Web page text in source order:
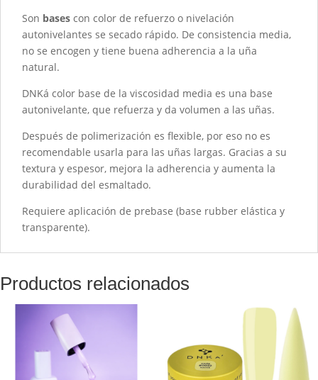
cantidad
Son bases con color de refuerzo o nivelación
autonivelantes se secado rápido. De consistencia media,
no se encogen y tiene buena adherencia a la uña
natural.
DNKá color base de la viscosidad media es una base
autonivelante, que refuerza y da volumen a las uñas.
Después de polimerización es flexible, por eso no es
recomendable usarla para las uñas largas. Gracias a su
textura y espesor, mejora la adherencia y aumenta la
durabilidad del esmaltado.
Requiere aplicación de prebase (base rubber elástica y
transparente).
Productos relacionados